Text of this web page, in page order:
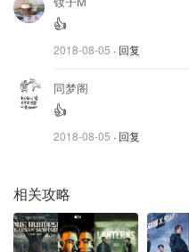
< 单品推荐 >
👍
2018-08-05 · 回复
同梦阁
👍
2018-08-05 · 回复
相关攻略